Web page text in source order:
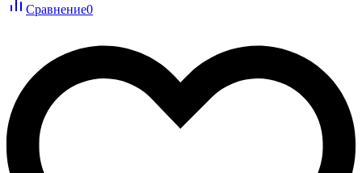
Сравнение0